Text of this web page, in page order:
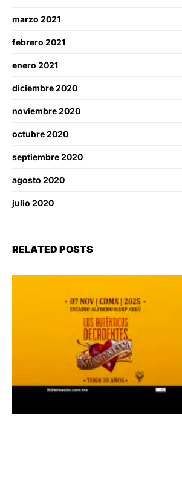
marzo 2021
febrero 2021
enero 2021
diciembre 2020
noviembre 2020
octubre 2020
septiembre 2020
agosto 2020
julio 2020
RELATED POSTS